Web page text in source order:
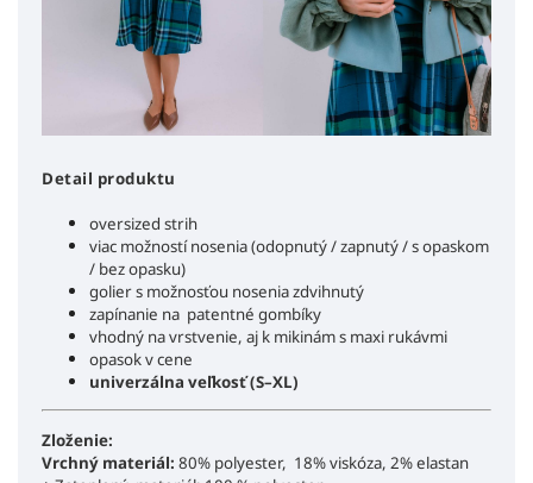
Detail produktu
oversized strih
viac možností nosenia (odopnutý / zapnutý / s opaskom
/ bez opasku)
golier s možnosťou nosenia zdvihnutý
zapínanie na patentné gombíky
vhodný na vrstvenie, aj k mikinám s maxi rukávmi
opasok v cene
univerzálna veľkosť (S–XL)
Zloženie:
Vrchný materiál: 80% polyester, 18% viskóza, 2% elastan